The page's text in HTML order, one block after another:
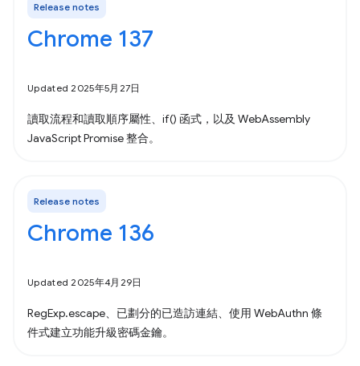
Release notes
Chrome 137
Updated 2025年5月27日
讀取流程和讀取順序屬性、if() 函式，以及 WebAssembly
JavaScript Promise 整合。
Release notes
Chrome 136
Updated 2025年4月29日
RegExp.escape、已劃分的已造訪連結、使用 WebAuthn 條
件式建立功能升級密碼金鑰。